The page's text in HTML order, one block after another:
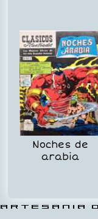
Noches de
arabia